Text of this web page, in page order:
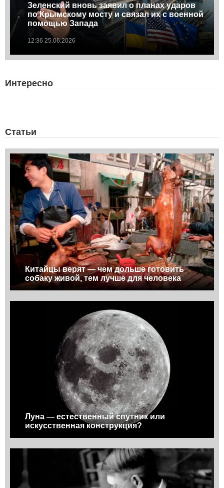
Зеленский вновь заявил о планах ударов
по Крымскому мосту и связал их с военной
помощью Запада
12:36 25.06.2026
Интересно
Статьи
Китайцы верят — чем дольше готовить
собаку живой, тем лучше для человека
Луна — естественный спутник или
искусственная конструкция?